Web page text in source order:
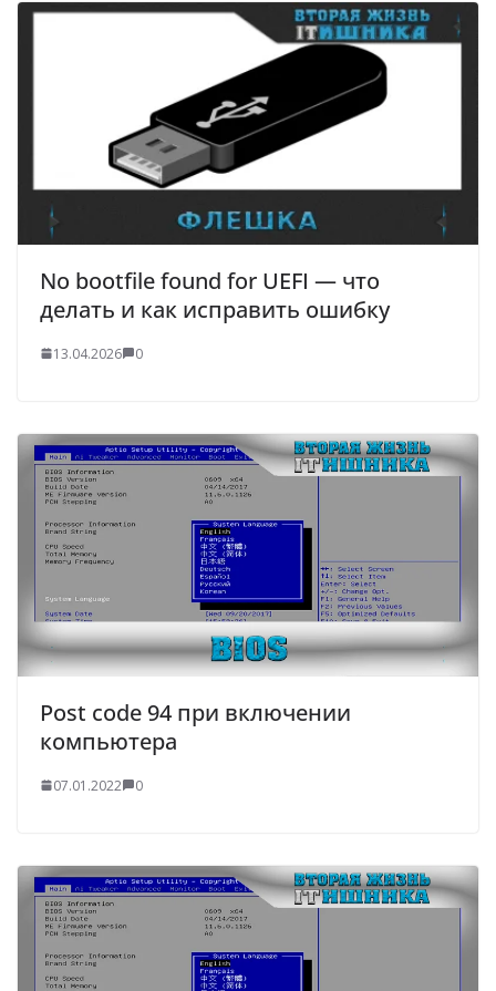
No bootfile found for UEFI — что
делать и как исправить ошибку
13.04.2026 0
Post code 94 при включении
компьютера
07.01.2022 0